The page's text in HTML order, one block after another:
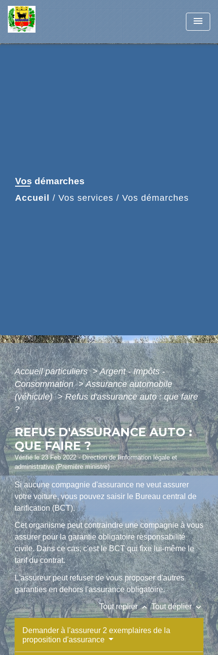
menu
Vos démarches
Accueil / Vos services / Vos démarches
Accueil particuliers> Argent - Impôts -
Consommation> Assurance automobile
(véhicule)> Refus d'assurance auto : que faire
?
REFUS D'ASSURANCE AUTO :
QUE FAIRE ?
Vérifié le 23 Feb 2022 - Direction de l'information légale et
administrative (Première ministre)
Si aucune compagnie d'assurance ne veut assurer
votre voiture, vous pouvez saisir le Bureau central de
tarification (BCT).
Cet organisme peut contraindre une compagnie à vous
assurer pour la garantie obligatoire responsabilité
civile. Dans ce cas, c'est le BCT qui fixe lui-même le
tarif du contrat.
L'assureur peut refuser de vous proposer d'autres
garanties en dehors l'assurance obligatoire.
Tout replierkeyboard_arrow_up Tout déplierkeyboard_arrow_down
Demander à l'assureur 2 exemplaires de la
proposition d'assurance